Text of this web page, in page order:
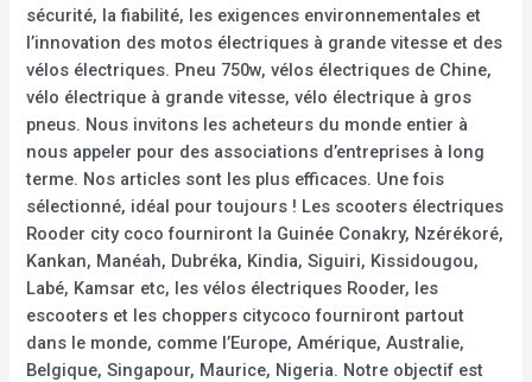
sécurité, la fiabilité, les exigences environnementales et
l’innovation des motos électriques à grande vitesse et des
vélos électriques. Pneu 750w, vélos électriques de Chine,
vélo électrique à grande vitesse, vélo électrique à gros
pneus. Nous invitons les acheteurs du monde entier à
nous appeler pour des associations d’entreprises à long
terme. Nos articles sont les plus efficaces. Une fois
sélectionné, idéal pour toujours ! Les scooters électriques
Rooder city coco fourniront la Guinée Conakry, Nzérékoré,
Kankan, Manéah, Dubréka, Kindia, Siguiri, Kissidougou,
Labé, Kamsar etc, les vélos électriques Rooder, les
escooters et les choppers citycoco fourniront partout
dans le monde, comme l’Europe, Amérique, Australie,
Belgique, Singapour, Maurice, Nigeria. Notre objectif est